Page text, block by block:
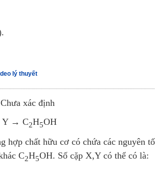
lý thuyết
Chưa xác định
Y → C2H5OH
hợp chất hữu cơ có chứa các nguyên
C2H5OH. Số cặp X,Y có thể có là: